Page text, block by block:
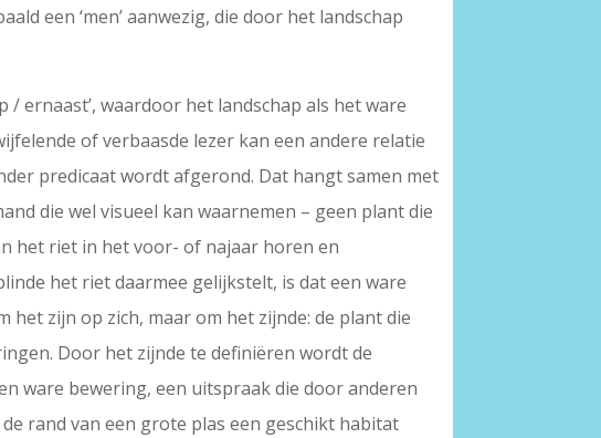
een ‘men’ aanwezig, die door het landschap
ernaast’, waardoor het landschap als het ware
of verbaasde lezer kan een andere relatie
predicaat wordt afgerond. Dat hangt samen met
die wel visueel kan waarnemen – geen plant die
het riet in het voor- of najaar horen en
het riet daarmee gelijkstelt, is dat een ware
het zijn op zich, maar om het zijnde: de plant die
Door het zijnde te definiëren wordt de
ware bewering, een uitspraak die door anderen
rand van een grote plas een geschikt habitat